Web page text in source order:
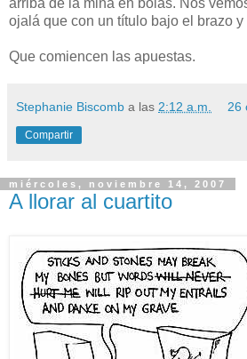
ojalá que con un título bajo el brazo y
Que comiencen las apuestas.
Stephanie Biscomb a las 2:12 a.m. 26
Compartir
miércoles, noviembre 14, 2007
A llorar al cuartito